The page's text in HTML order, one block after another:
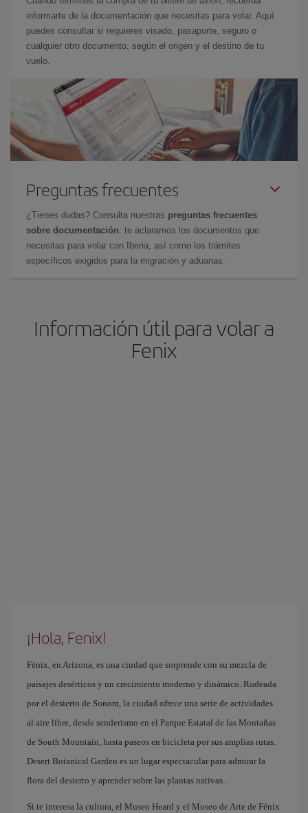
informarte de la documentación que necesitas para volar. Aquí
puedes consultar si requieres visado, pasaporte, seguro o
cualquier otro documento, según el origen y el destino de tu
vuelo.
Preguntas frecuentes
¿Tienes dudas? Consulta nuestras preguntas frecuentes
sobre documentación: te aclaramos los documentos que
necesitas para volar con Iberia, así como los trámites
específicos exigidos para la migración y aduanas.
Información útil para volar a
Fenix
¡Hola, Fenix!
Fénix, en Arizona, es una ciudad que sorprende con su mezcla de
paisajes desérticos y un crecimiento moderno y dinámico. Rodeada
por el desierto de Sonora, la ciudad ofrece una serie de actividades
al aire libre, desde senderismo en el Parque Estatal de las Montañas
de South Mountain, hasta paseos en bicicleta por sus amplias rutas.
Desert Botanical Garden es un lugar espectacular para admirar la
flora del desierto y aprender sobre las plantas nativas..
Si te interesa la cultura, el Museo Heard y el Museo de Arte de Fénix